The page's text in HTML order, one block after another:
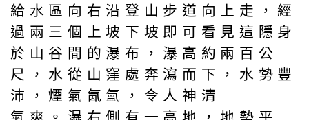
給水區向右沿登山步道向上走，經
過兩三個上坡下坡即可看見這隱身
於山谷間的瀑布，瀑高約兩百公
尺，水從山窪處奔瀉而下，水勢豐
沛，煙氣氤氳，令人神清
氣爽。瀑右側有一高地，地勢平